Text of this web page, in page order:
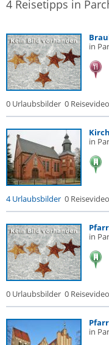
4 Reisetipps in
in
0 Urlaubsbilder 0
in
4 Urlaubsbilder 0
in
0 Urlaubsbilder 0
in